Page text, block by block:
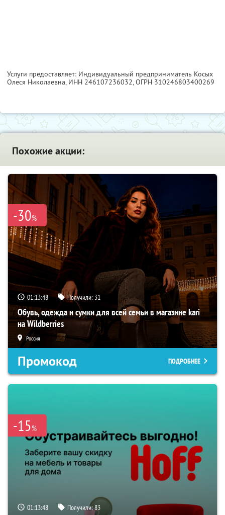
Услуги предоставляет: Индивидуальный предприниматель Косых
Олеся Николаевна, ИНН 246107236032, ОГРН 310246803400269
Похожие акции:
-30%
01:13:47 Получили: 31
Обувь, одежда и сумки для всей семьи в магазине kari
на Wildberries
Россия
Промокод ПОДРОБНЕЕ
-15%
01:13:47 Получили:83